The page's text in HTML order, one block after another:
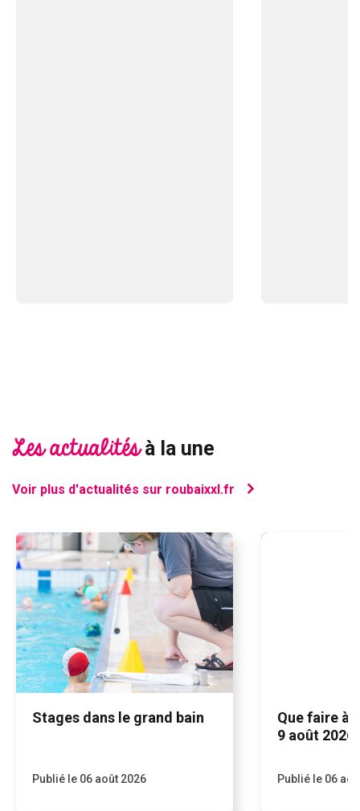
Les actualitésà la une
Voir plus d'actualités sur roubaixxl.fr
Stages dans le grand bain
Publié le 06 août 2026
Que faire à
9 août 2026
Publié le 06